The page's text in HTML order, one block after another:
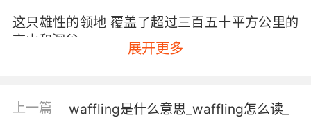
这只雄性的领地 覆盖了超过三百五十平方公里的
高山和深谷
展开更多
上一篇
waffling是什么意思_waffling怎么读_